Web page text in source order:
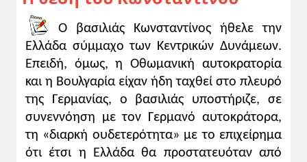
Σχολιασμός εικονιστικού υλικού
Η σύγκρουση Βενιζέλου-Κωνσταντίνου
δεν ήταν απλώς μια διαφωνία κορυφής
ανάμεσα στον πρωθυπουργό και τον
βασιλιά. Γρήγορα φάνηκε ότι είχε βαθιές
κοινωνικές ρίζες, καθώς απηχούσε δύο
διαφορετικές αντιλήψεις για το μέλλον της
Ελλάδας και την προοπτική του ελληνισμού.
Ο βασιλιάς Κωνσταντίνος ήθελε την
Ελλάδα σύμμαχο των Κεντρικών Δυνάμεων.
Επειδή, όμως, η Οθωμανική αυτοκρατορία
και η Βουλγαρία είχαν ήδη ταχθεί στο πλευρό
της Γερμανίας, ο βασιλιάς υποστήριζε, σε
συνεννόηση με τον Γερμανό αυτοκράτορα,
τη «διαρκή ουδετερότητα» με το επιχείρημα
ότι έτσι η Ελλάδα θα προστατευόταν από